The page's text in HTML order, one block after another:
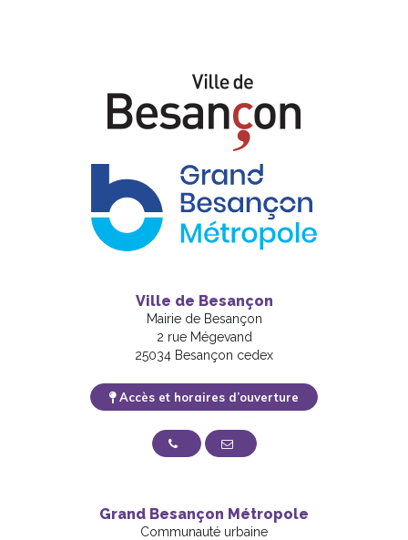
Ville de Besançon
Mairie de Besançon
2 rue Mégevand
25034 Besançon cedex
Accès et horaires d’ouverture
03 81 61 50 50Nous contacter
Grand Besançon Métropole
Communauté urbaine